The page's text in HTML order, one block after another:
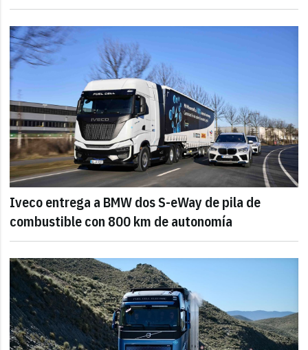
Iveco entrega a BMW dos S-eWay de pila de
combustible con 800 km de autonomía